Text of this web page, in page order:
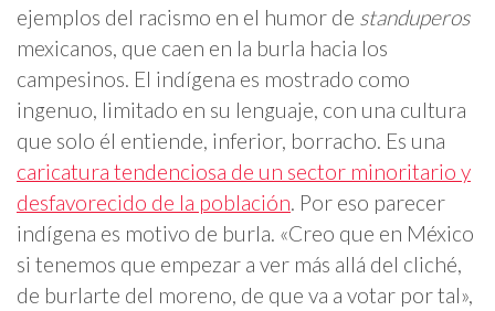
ejemplos del racismo en el humor de standuperos
mexicanos, que caen en la burla hacia los
campesinos. El indígena es mostrado como
ingenuo, limitado en su lenguaje, con una cultura
que solo él entiende, inferior, borracho. Es una
caricatura tendenciosa de un sector minoritario y
desfavorecido de la población. Por eso parecer
indígena es motivo de burla. «Creo que en México
si tenemos que empezar a ver más allá del cliché,
de burlarte del moreno, de que va a votar por tal»,